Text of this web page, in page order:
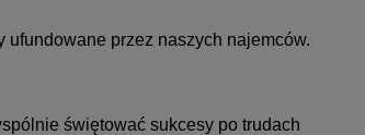
przez naszych najemców.
świętować sukcesy po trudach